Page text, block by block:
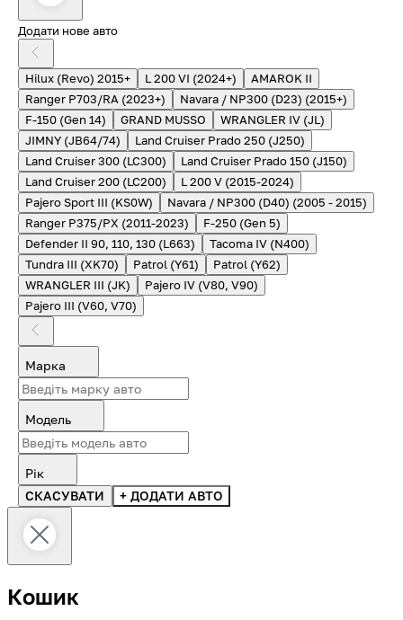
Додати нове авто
Hilux (Revo) 2015+ L 200 VI (2024+)
AMAROK II
Ranger P703/RA (2023+)
Navara / NP300 (D23) (2015+)
F-150 (Gen 14)
GRAND MUSSO
WRANGLER IV (JL)
JIMNY (JB64/74)
Land Cruiser Prado 250 (J250)
Land Cruiser 300 (LC300)
Land Cruiser Prado 150 (J150)
Land Cruiser 200 (LC200)
L 200 V (2015-2024)
Pajero Sport III (KS0W)
Navara / NP300 (D40) (2005 - 2015)
Ranger P375/PX (2011-2023)
F-250 (Gen 5)
Defender II 90, 110, 130 (L663)
Tacoma IV (N400)
Tundra III (XK70)
Patrol (Y61)
Patrol (Y62)
WRANGLER III (JK)
Pajero IV (V80, V90)
Pajero III (V60, V70)
Марка
Модель
Рік
СКАСУВАТИ
+ ДОДАТИ АВТО
Кошик